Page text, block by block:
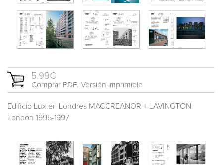
5.99€
Comprar PDF. Versión imprimible
Edificio Lux en Londres MACCREANOR + LAVINGTON
London 1995-1997